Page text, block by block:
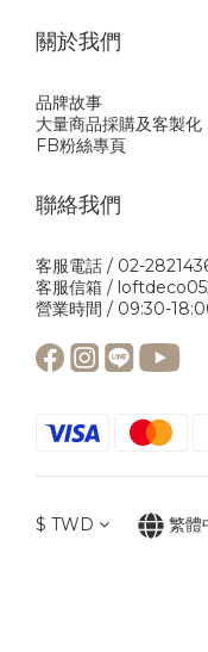
關於我們
品牌故事
大量商品採購及客製化
FB粉絲專頁
聯絡我們
客服電話 / 02-
客服信箱 /
營業時間 / 09:30-
$ TWD 繁體